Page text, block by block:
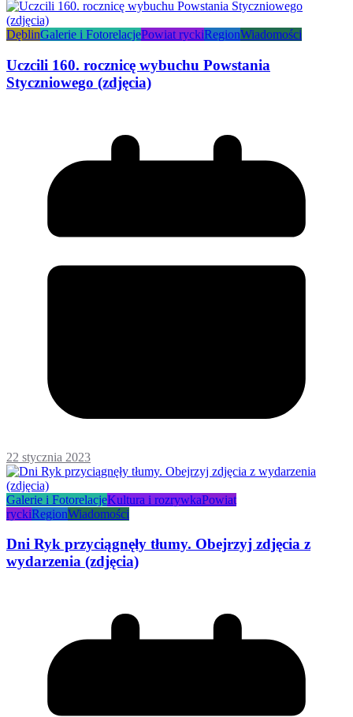
DęblinGalerie i FotorelacjePowiat ryckiRegionWiadomości
Uczcili 160. rocznicę wybuchu Powstania
Styczniowego (zdjęcia)
22 stycznia 2023
Galerie i FotorelacjeKultura i rozrywkaPowiat
ryckiRegionWiadomości
Dni Ryk przyciągnęły tłumy. Obejrzyj zdjęcia z
wydarzenia (zdjęcia)